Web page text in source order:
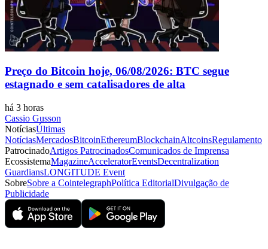
Preço do Bitcoin hoje, 06/08/2026: BTC segue
estagnado e sem catalisadores de alta
há 3 horas
Cassio Gusson
NotíciasÚltimas
NotíciasMercadosBitcoinEthereumBlockchainAltcoinsRegulamento
PatrocinadoArtigos PatrocinadosComunicados de Imprensa
EcossistemaMagazineAcceleratorEventsDecentralization
GuardiansLONGITUDE Event
SobreSobre a CointelegraphPolítica EditorialDivulgação de
Publicidade